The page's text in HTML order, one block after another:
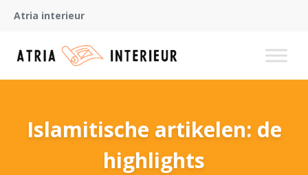
Atria interieur
Islamitische artikelen: de
highlights